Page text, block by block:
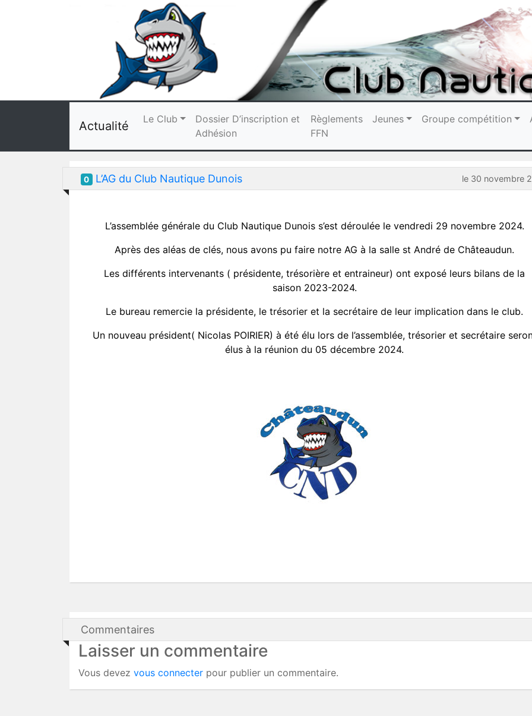
Actualité Le Club
Dossier D’inscription et
Adhésion
Règlements
FFN
Jeunes Groupe compétition
0 L’AG du Club Nautique Dunois le 30 novembre
L’assemblée générale du Club Nautique Dunois s’est déroulée le vendredi 29 novembre 2024.
Après des aléas de clés, nous avons pu faire notre AG à la salle st André de Châteaudun.
Les différents intervenants ( présidente, trésorière et entraineur) ont exposé leurs bilans de la
saison 2023-2024.
Le bureau remercie la présidente, le trésorier et la secrétaire de leur implication dans le club.
Un nouveau président( Nicolas POIRIER) à été élu lors de l’assemblée, trésorier et secrétaire
élus à la réunion du 05 décembre 2024.
Commentaires
Laisser un commentaire
Vous devez vous connecter pour publier un commentaire.